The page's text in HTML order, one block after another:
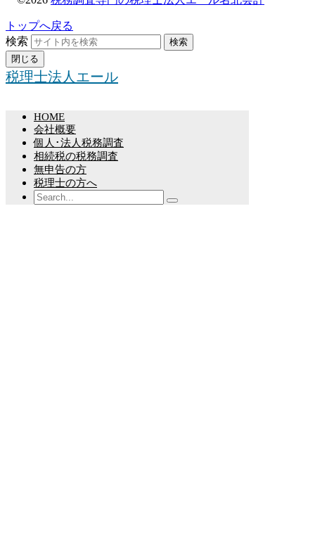
トップへ戻る
検索
検索
閉じる
税理士法人エール
HOME
会社概要
個人･法人税務調査
相続税の税務調査
無申告の方
税理士の方へ